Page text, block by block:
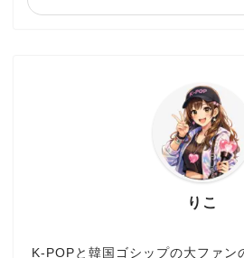
りこ
K-POPと韓国ゴシップの大ファン